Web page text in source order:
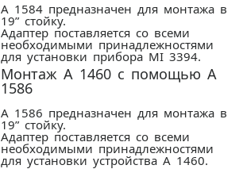
A 1584 предназначен для монтажа в
19” стойку.
Адаптер поставляется со всеми
необходимыми принадлежностями
для установки прибора MI 3394.
Монтаж А 1460 с помощью A
1586
A 1586 предназначен для монтажа в
19” стойку.
Адаптер поставляется со всеми
необходимыми принадлежностями
для установки устройства А 1460.